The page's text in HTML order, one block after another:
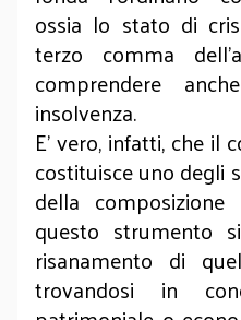
ossia lo stato di
terzo comma
comprendere
insolvenza.
E’ vero, infatti, che il
costituisce uno degli
della
questo strumento
risanamento di
trovandosi in